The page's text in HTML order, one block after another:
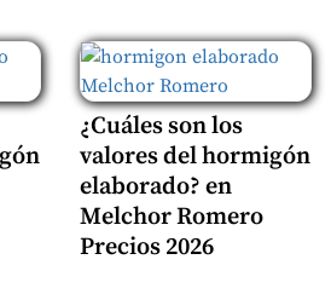
¿Cuáles son los
valores del hormigón
elaborado? en
Melchor Romero
Precios 2026